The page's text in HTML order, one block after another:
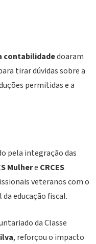
contabilidadedoaram
tirar dúvidas sobre a
permitidas e a
pela integração das
Mulhere CRCES
veteranos com o
educação fiscal.
da Classe
, reforçou o impacto